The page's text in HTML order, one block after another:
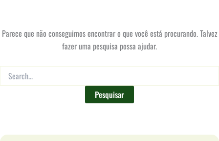
Parece que não conseguimos encontrar o que você está procurando. Talvez
fazer uma pesquisa possa ajudar.